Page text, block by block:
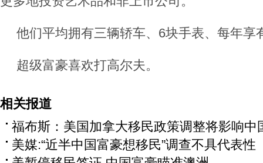
他们平均拥有三辆轿车、6块手表、每年享
超级富豪喜欢打高尔夫。
相关报道
福布斯：美国加拿大移民政策调整将影响中
美媒:“近半中国富豪想移民”调查不具代表性